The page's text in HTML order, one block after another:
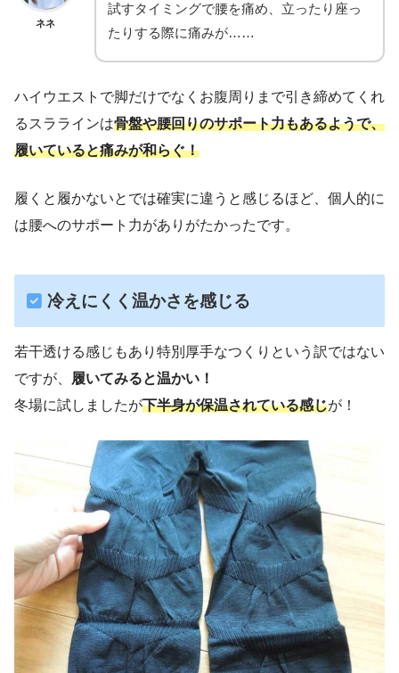
ネネ
試すタイミングで腰を痛め、立ったり座っ
たりする際に痛みが……
ハイウエストで脚だけでなくお腹周りまで引き締めてくれ
るスララインは骨盤や腰回りのサポート力もあるようで、
履いていると痛みが和らぐ！
履くと履かないとでは確実に違うと感じるほど、個人的に
は腰へのサポート力がありがたかったです。
冷えにくく温かさを感じる
若干透ける感じもあり特別厚手なつくりという訳ではない
ですが、
履いてみると温かい！
冬場に試しましたが下半身が保温されている感じが！